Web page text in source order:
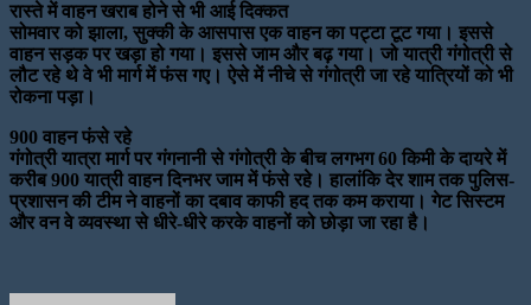
रास्ते में वाहन खराब होने से भी आई दिक्कत
सोमवार को झाला, सुक्की के आसपास एक वाहन का पट्टा टूट गया। इससे
वाहन सड़क पर खड़ा हो गया। इससे जाम और बढ़ गया। जो यात्री गंगोत्री से
लौट रहे थे वे भी मार्ग में फंस गए। ऐसे में नीचे से गंगोत्री जा रहे यात्रियों को भी
रोकना पड़ा।
900 वाहन फंसे रहे
गंगोत्री यात्रा मार्ग पर गंगनानी से गंगोत्री के बीच लगभग 60 किमी के दायरे में
करीब 900 यात्री वाहन दिनभर जाम में फंसे रहे। हालांकि देर शाम तक पुलिस-
प्रशासन की टीम ने वाहनों का दबाव काफी हद तक कम कराया। गेट सिस्टम
और वन वे व्यवस्था से धीरे-धीरे करके वाहनों को छोड़ा जा रहा है।